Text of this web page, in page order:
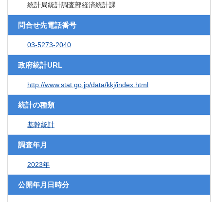
統計局統計調査部経済統計課
問合せ先電話番号
03-5273-2040
政府統計URL
http://www.stat.go.jp/data/kkj/index.html
統計の種類
基幹統計
調査年月
2023年
公開年月日時分